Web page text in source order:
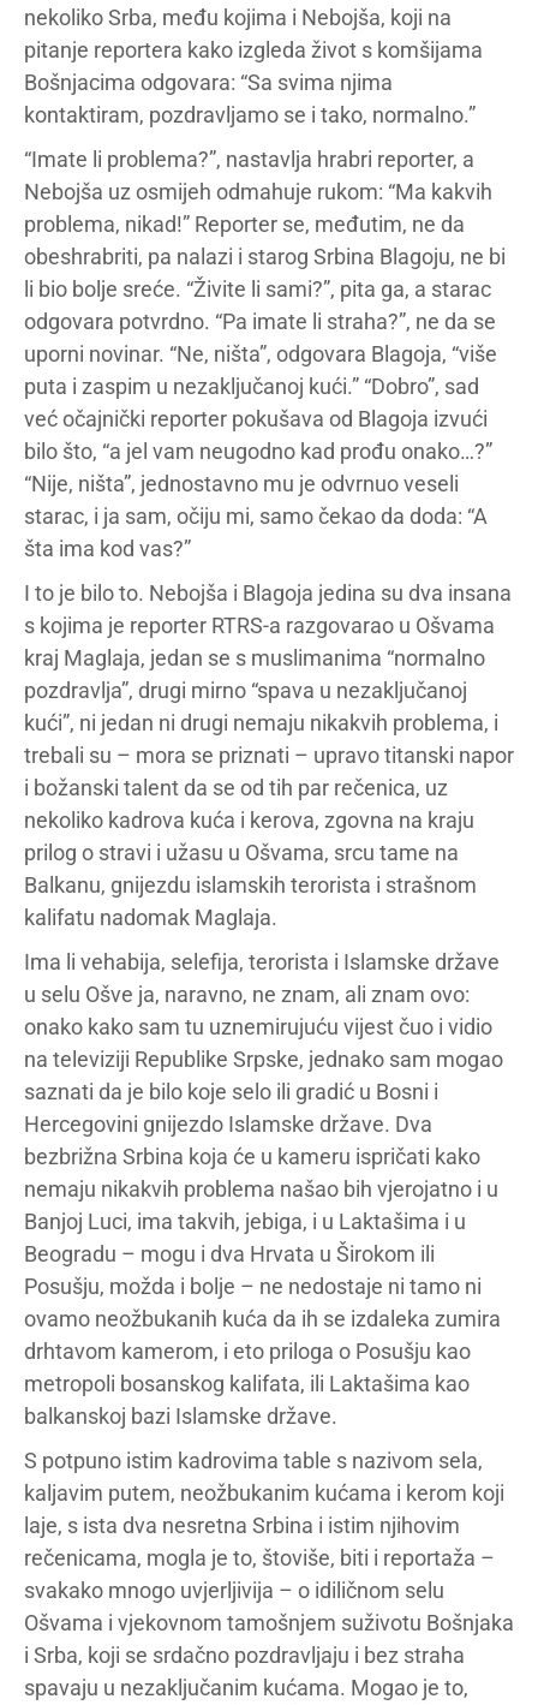
nekoliko Srba, među kojima i Nebojša, koji na
pitanje reportera kako izgleda život s komšijama
Bošnjacima odgovara: “Sa svima njima
kontaktiram, pozdravljamo se i tako, normalno.”
“Imate li problema?”, nastavlja hrabri reporter, a
Nebojša uz osmijeh odmahuje rukom: “Ma kakvih
problema, nikad!” Reporter se, međutim, ne da
obeshrabriti, pa nalazi i starog Srbina Blagoju, ne bi
li bio bolje sreće. “Živite li sami?”, pita ga, a starac
odgovara potvrdno. “Pa imate li straha?”, ne da se
uporni novinar. “Ne, ništa”, odgovara Blagoja, “više
puta i zaspim u nezaključanoj kući.” “Dobro”, sad
već očajnički reporter pokušava od Blagoja izvući
bilo što, “a jel vam neugodno kad prođu onako…?”
“Nije, ništa”, jednostavno mu je odvrnuo veseli
starac, i ja sam, očiju mi, samo čekao da doda: “A
šta ima kod vas?”
I to je bilo to. Nebojša i Blagoja jedina su dva insana
s kojima je reporter RTRS-a razgovarao u Ošvama
kraj Maglaja, jedan se s muslimanima “normalno
pozdravlja”, drugi mirno “spava u nezaključanoj
kući”, ni jedan ni drugi nemaju nikakvih problema, i
trebali su – mora se priznati – upravo titanski napor
i božanski talent da se od tih par rečenica, uz
nekoliko kadrova kuća i kerova, zgovna na kraju
prilog o stravi i užasu u Ošvama, srcu tame na
Balkanu, gnijezdu islamskih terorista i strašnom
kalifatu nadomak Maglaja.
Ima li vehabija, selefija, terorista i Islamske države
u selu Ošve ja, naravno, ne znam, ali znam ovo:
onako kako sam tu uznemirujuću vijest čuo i vidio
na televiziji Republike Srpske, jednako sam mogao
saznati da je bilo koje selo ili gradić u Bosni i
Hercegovini gnijezdo Islamske države. Dva
bezbrižna Srbina koja će u kameru ispričati kako
nemaju nikakvih problema našao bih vjerojatno i u
Banjoj Luci, ima takvih, jebiga, i u Laktašima i u
Beogradu – mogu i dva Hrvata u Širokom ili
Posušju, možda i bolje – ne nedostaje ni tamo ni
ovamo neožbukanih kuća da ih se izdaleka zumira
drhtavom kamerom, i eto priloga o Posušju kao
metropoli bosanskog kalifata, ili Laktašima kao
balkanskoj bazi Islamske države.
S potpuno istim kadrovima table s nazivom sela,
kaljavim putem, neožbukanim kućama i kerom koji
laje, s ista dva nesretna Srbina i istim njihovim
rečenicama, mogla je to, štoviše, biti i reportaža –
svakako mnogo uvjerljivija – o idiličnom selu
Ošvama i vjekovnom tamošnjem suživotu Bošnjaka
i Srba, koji se srdačno pozdravljaju i bez straha
spavaju u nezaključanim kućama. Mogao je to,